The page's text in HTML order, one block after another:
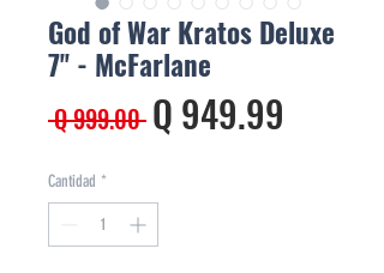
God of War Kratos Deluxe
7'' - McFarlane
Q 999.00 Precio
Q 949.99
Cantidad *